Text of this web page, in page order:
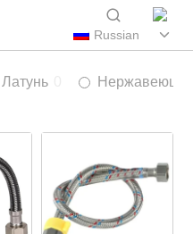
Russian
Латунь